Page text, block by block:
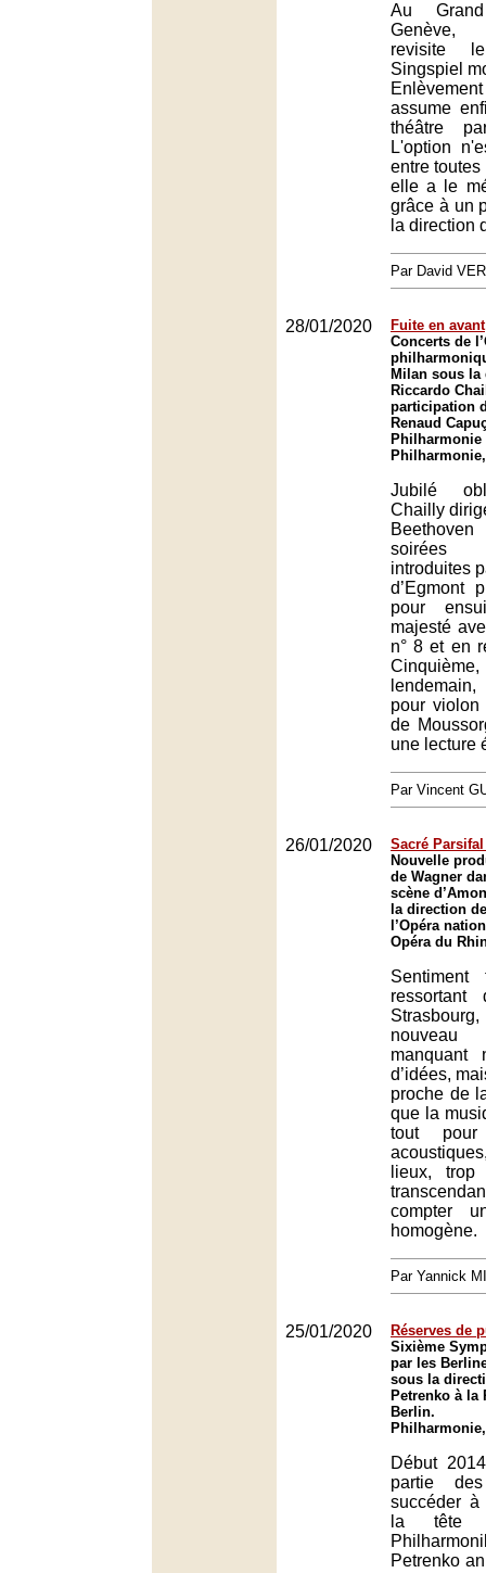
Au
Genève,
revisite
Singspiel
assume
théâtre
L'option
entre
elle a le
grâce à un
la direction
Par David
28/01/2020
Fuite en avant
Concerts de
Milan sous
Riccardo
participation
Renaud
Philharmonie
Jubilé
Chailly
soirées
introduites
d’Egmont
pour
majesté
n° 8 et en
pour
de
une lecture
Par Vincent
26/01/2020
Sacré
Nouvelle
de Wagner
scène
la direction
l’Opéra
Opéra du
ressortant
manquant
d’idées,
proche de
que la
tout
lieux, trop
compter
homogène.
Par Yannick
25/01/2020
Réserves de
Sixième
par les
sous la
Petrenko à la
Berlin.
Début
partie
succéder
la tête
Petrenko